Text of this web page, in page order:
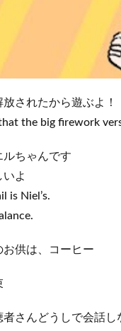
されたから遊ぶよ！
the big firework
ちゃんです
よ
is Niel’s.
供は、コーヒー
者さんどうしで会話